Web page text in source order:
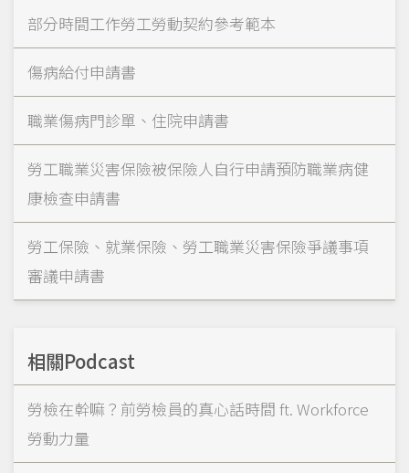
部分時間工作勞工勞動契約參考範本
傷病給付申請書
職業傷病門診單、住院申請書
勞工職業災害保險被保險人自行申請預防職業病健
康檢查申請書
勞工保險、就業保險、勞工職業災害保險爭議事項
審議申請書
相關Podcast
勞檢在幹嘛？前勞檢員的真心話時間 ft. Workforce
勞動力量